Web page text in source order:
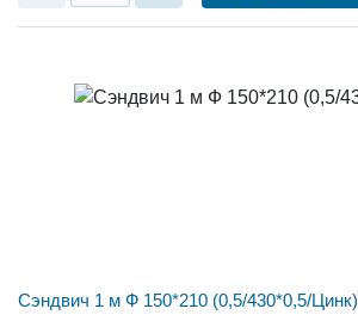
Сэндвич 1 м Ф 150*210 (0,5/430*0,5/Цинк)